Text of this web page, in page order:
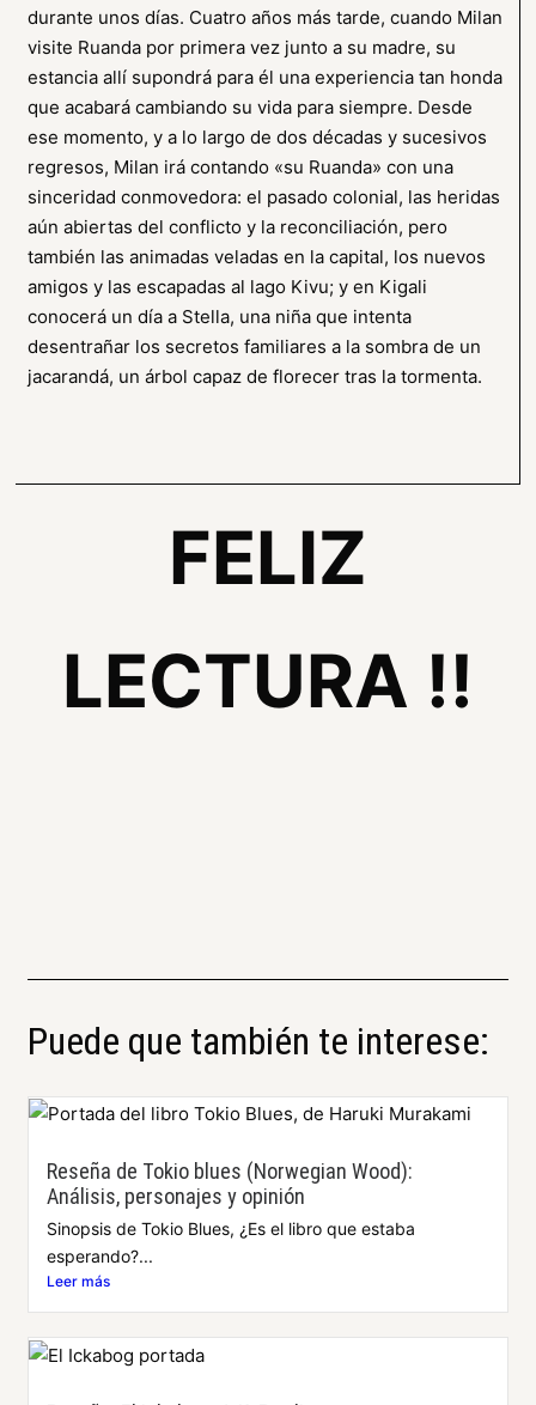
durante unos días. Cuatro años más tarde, cuando Milan
visite Ruanda por primera vez junto a su madre, su
estancia allí supondrá para él una experiencia tan honda
que acabará cambiando su vida para siempre. Desde
ese momento, y a lo largo de dos décadas y sucesivos
regresos, Milan irá contando «su Ruanda» con una
sinceridad conmovedora: el pasado colonial, las heridas
aún abiertas del conflicto y la reconciliación, pero
también las animadas veladas en la capital, los nuevos
amigos y las escapadas al lago Kivu; y en Kigali
conocerá un día a Stella, una niña que intenta
desentrañar los secretos familiares a la sombra de un
jacarandá, un árbol capaz de florecer tras la tormenta.
FELIZ
LECTURA !!
Puede que también te interese:
Reseña de Tokio blues (Norwegian Wood):
Análisis, personajes y opinión
Sinopsis de Tokio Blues, ¿Es el libro que estaba
esperando?...
Leer más